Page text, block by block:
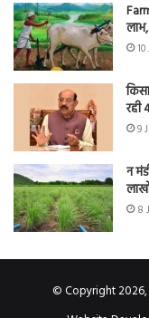
रही
9
न
8
© Copyright 2026,